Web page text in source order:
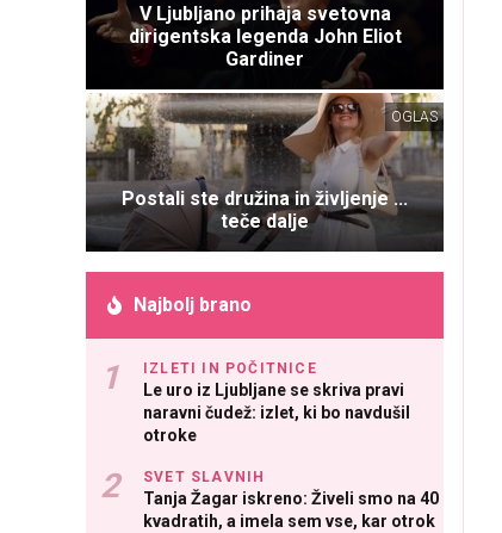
V Ljubljano prihaja svetovna
dirigentska legenda John Eliot
Gardiner
OGLAS
Postali ste družina in življenje ...
teče dalje
Najbolj brano
IZLETI IN POČITNICE
Le uro iz Ljubljane se skriva pravi
naravni čudež: izlet, ki bo navdušil
otroke
SVET SLAVNIH
Tanja Žagar iskreno: Živeli smo na 40
kvadratih, a imela sem vse, kar otrok